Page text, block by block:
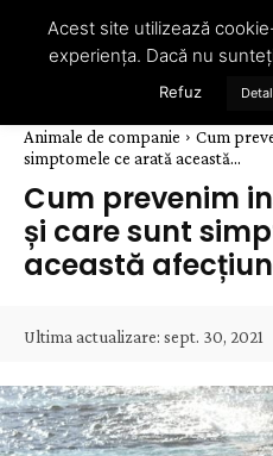
Animale de companie
Cum
simptomele ce arată această...
Cum prevenim
și care sunt
această
Ultima actualizare: sept. 30, 2021
Acest site utilizează
experiența. Dacă nu
Refuz